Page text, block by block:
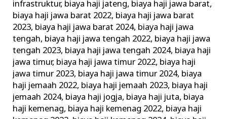
infrastruktur, biaya haji jateng, biaya haji jawa barat,
biaya haji jawa barat 2022, biaya haji jawa barat
2023, biaya haji jawa barat 2024, biaya haji jawa
tengah, biaya haji jawa tengah 2022, biaya haji jawa
tengah 2023, biaya haji jawa tengah 2024, biaya haji
jawa timur, biaya haji jawa timur 2022, biaya haji
jawa timur 2023, biaya haji jawa timur 2024, biaya
haji jemaah 2022, biaya haji jemaah 2023, biaya haji
jemaah 2024, biaya haji jogja, biaya haji juta, biaya
haji kemenag, biaya haji kemenag 2022, biaya haji